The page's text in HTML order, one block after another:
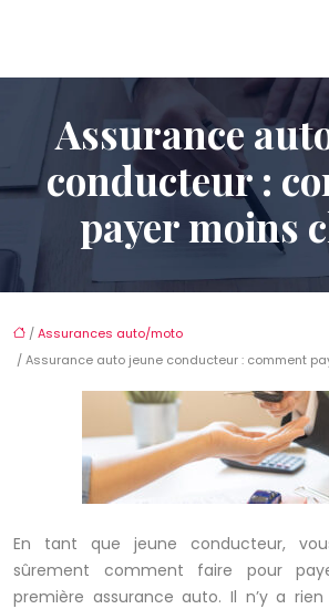
Assurance
conducteur :
payer moins
/Assurances auto/moto
/ Assurance auto jeune conducteur : comment
En tant que jeune conducteur,
sûrement comment faire pour
première assurance auto. Il n’y a